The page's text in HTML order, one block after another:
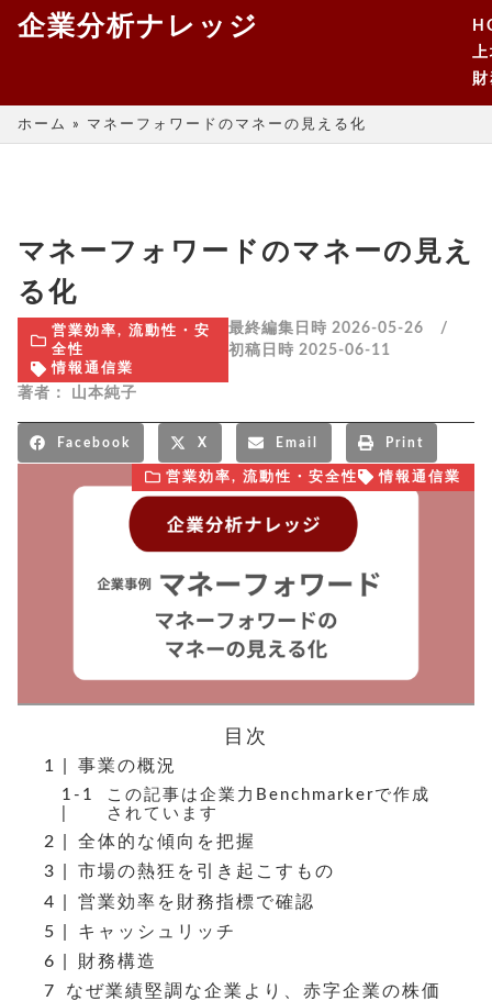
企業分析ナレッジ
ホーム » マネーフォワードのマネーの見える化
マネーフォワードのマネーの見え
る化
営業効率, 流動性・安
全性
情報通信業
最終編集日時 2026-05-26 /
初稿日時 2025-06-11
著者： 山本純子
Facebook X Email Print
営業効率, 流動性・安全性 情報通信業
目次
事業の概況
この記事は企業力Benchmarkerで作成
されています
全体的な傾向を把握
市場の熱狂を引き起こすもの
営業効率を財務指標で確認
キャッシュリッチ
財務構造
なぜ業績堅調な企業より、赤字企業の株価